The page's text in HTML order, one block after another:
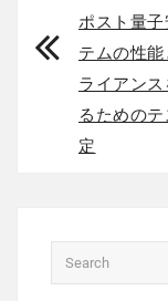
ポスト量子
テムの性
ライアン
るためのテ
定